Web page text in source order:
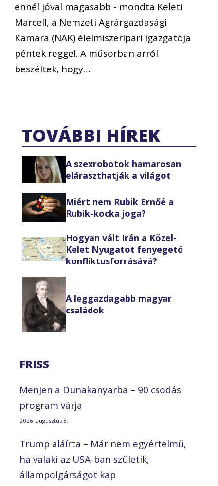
ennél jóval magasabb - mondta Keleti
Marcell, a Nemzeti Agrárgazdasági
Kamara (NAK) élelmiszeripari igazgatója
péntek reggel. A műsorban arról
beszéltek, hogy…
TOVÁBBI HÍREK
A szexrobotok hamarosan
eláraszthatják a világot
Miért nem Rubik Ernőé a
Rubik-kocka joga?
Hogyan vált Irán a Közel-
Kelet Nyugatot fenyegető
konfliktusforrásává?
A leggazdagabb magyar
családok
FRISS
Menjen a Dunakanyarba – 90 csodás
program várja
2026. augusztus 8.
Trump aláírta – Már nem egyértelmű,
ha valaki az USA-ban születik,
állampolgárságot kap